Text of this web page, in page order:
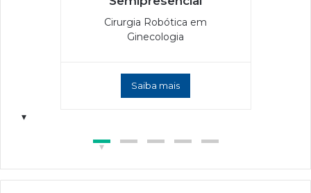
Cirurgia Robótica em
Ginecologia
Saiba mais